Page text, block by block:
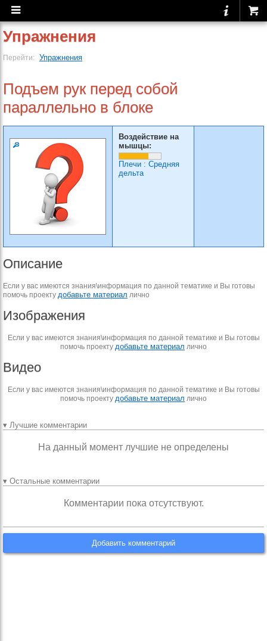
Упражнения
Перейти: Упражнения
Подъем рук перед собой
параллельно в блоке
Воздействие на
мышцы:
Плечи : Средняя
дельта
Описание
Если у вас имеются знания\информация по данной тематике и Вы готовы
помочь проекту добавьте материал лично
Изображения
Если у вас имеются знания\информация по данной тематике и Вы готовы
помочь проекту добавьте материал лично
Видео
Если у вас имеются знания\информация по данной тематике и Вы готовы
помочь проекту добавьте материал лично
▾ Лучшие комментарии
На данный момент лучшие не определены
▾ Остальные комментарии
Комментарии пока отсутствуют.
Добавить комментарий